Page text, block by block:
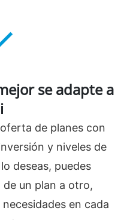
se adapte a
de planes con
y niveles de
deseas, puedes
un plan a otro,
en cada